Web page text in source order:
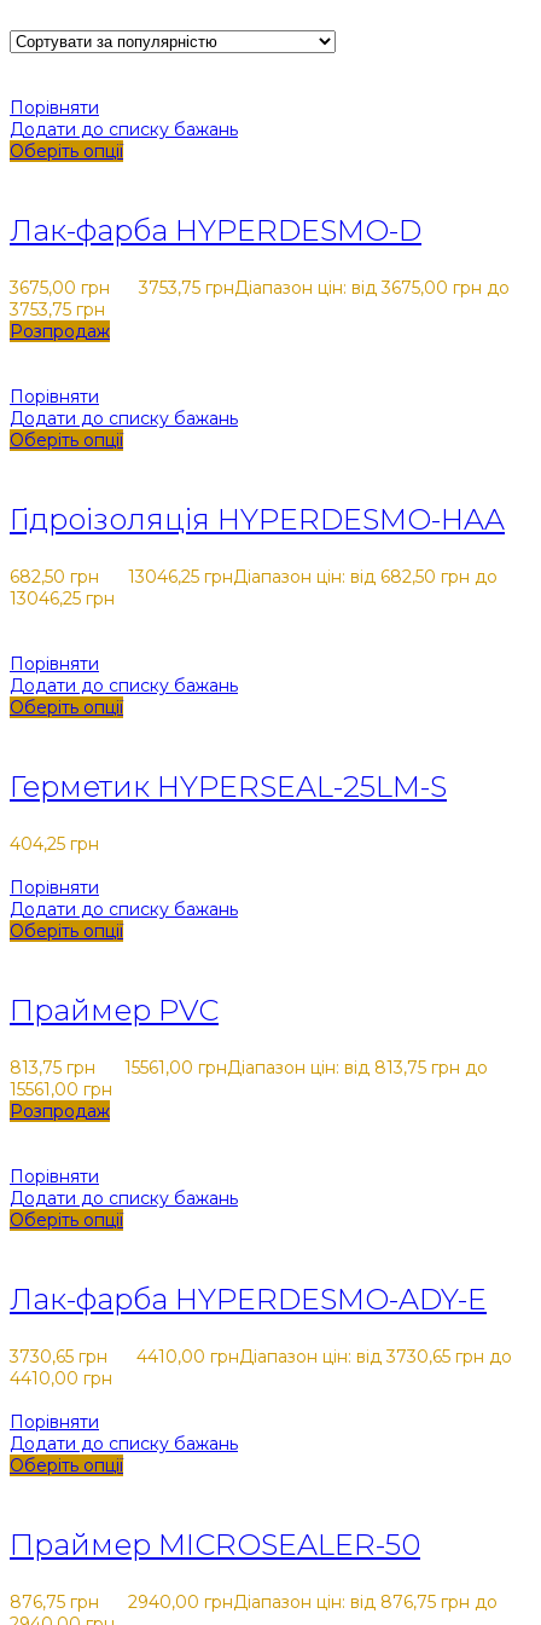
Порівняти
Додати до списку бажань
Оберіть опції
Лак-фарба HYPERDESMO-D
3675,00 грн 3753,75 грнДіапазон цін: від 3675,00 грн до
3753,75 грн
Розпродаж
Порівняти
Додати до списку бажань
Оберіть опції
Гідроізоляція HYPERDESMO-HAA
682,50 грн 13046,25 грнДіапазон цін: від 682,50 грн до
13046,25 грн
Порівняти
Додати до списку бажань
Оберіть опції
Герметик HYPERSEAL-25LM-S
404,25 грн
Порівняти
Додати до списку бажань
Оберіть опції
Праймер PVC
813,75 грн 15561,00 грнДіапазон цін: від 813,75 грн до
15561,00 грн
Розпродаж
Порівняти
Додати до списку бажань
Оберіть опції
Лак-фарба HYPERDESMO-ADY-E
3730,65 грн 4410,00 грнДіапазон цін: від 3730,65 грн до
4410,00 грн
Порівняти
Додати до списку бажань
Оберіть опції
Праймер MICROSEALER-50
876,75 грн 2940,00 грнДіапазон цін: від 876,75 грн до